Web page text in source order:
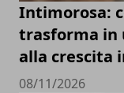
Intimorosa:
trasforma in
alla crescita
08/11/2026